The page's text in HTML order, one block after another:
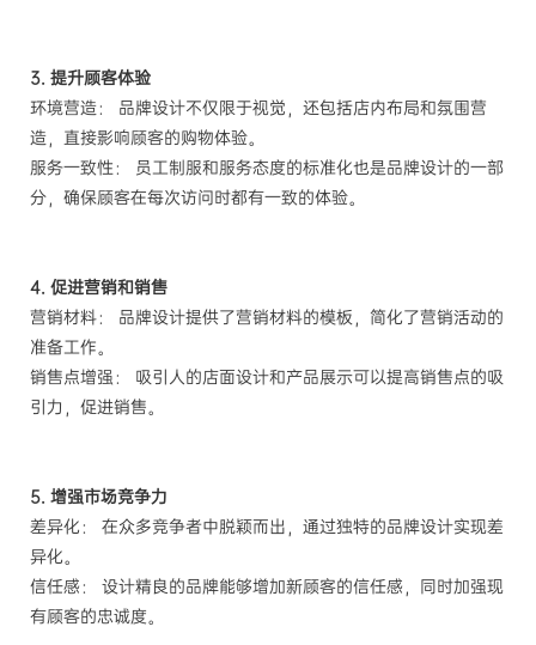
3. 提升顾客体验
环境营造： 品牌设计不仅限于视觉，还包括店内布局和氛围营
造，直接影响顾客的购物体验。
服务一致性： 员工制服和服务态度的标准化也是品牌设计的一部
分，确保顾客在每次访问时都有一致的体验。
4. 促进营销和销售
营销材料： 品牌设计提供了营销材料的模板，简化了营销活动的
准备工作。
销售点增强： 吸引人的店面设计和产品展示可以提高销售点的吸
引力，促进销售。
5. 增强市场竞争力
差异化： 在众多竞争者中脱颖而出，通过独特的品牌设计实现差
异化。
信任感： 设计精良的品牌能够增加新顾客的信任感，同时加强现
有顾客的忠诚度。